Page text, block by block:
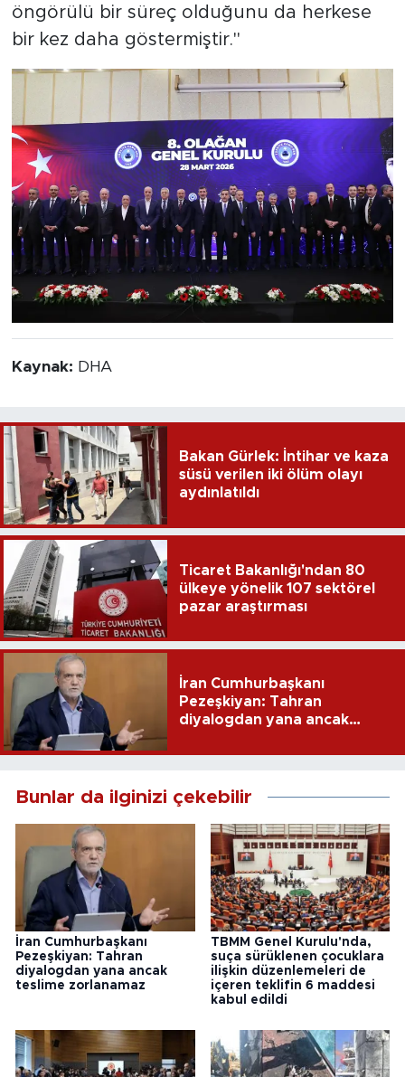
öngörülü bir süreç olduğunu da herkese
bir kez daha göstermiştir."
Kaynak: DHA
Bakan Gürlek: İntihar ve kaza
süsü verilen iki ölüm olayı
aydınlatıldı
Ticaret Bakanlığı'ndan 80
ülkeye yönelik 107 sektörel
pazar araştırması
İran Cumhurbaşkanı
Pezeşkiyan: Tahran
diyalogdan yana ancak
Bunlar da ilginizi çekebilir
İran Cumhurbaşkanı
Pezeşkiyan: Tahran
diyalogdan yana ancak
teslime zorlanamaz
TBMM Genel Kurulu'nda,
suça sürüklenen çocuklara
ilişkin düzenlemeleri de
içeren teklifin 6 maddesi
kabul edildi